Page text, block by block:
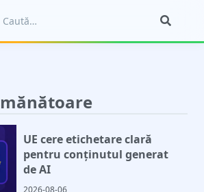
UE cere etichetare clară
pentru conținutul generat
de AI
2026-08-06